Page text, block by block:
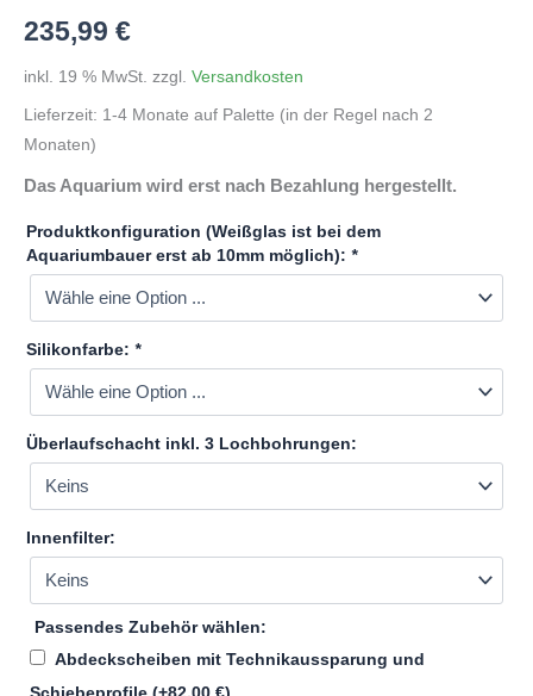
235,99 €
inkl. 19 % MwSt. zzgl. Versandkosten
Lieferzeit: 1-4 Monate auf Palette (in der Regel nach 2
Monaten)
Das Aquarium wird erst nach Bezahlung hergestellt.
Produktkonfiguration (Weißglas ist bei dem
Aquariumbauer erst ab 10mm möglich): *
Silikonfarbe: *
Überlaufschacht inkl. 3 Lochbohrungen:
Innenfilter:
Passendes Zubehör wählen:
Abdeckscheiben mit Technikaussparung und